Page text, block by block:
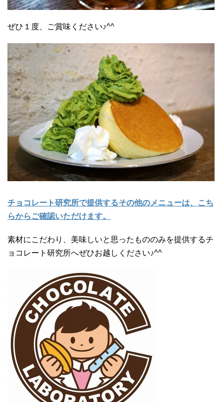
ぜひ１度、ご賞味ください♪^^
チョコレート研究所で提供するその他のメニューは、こち
らからご確認いただけます。
素材にこだわり、美味しいと思ったもののみを提供するチ
ョコレート研究所へぜひお越しください♪^^